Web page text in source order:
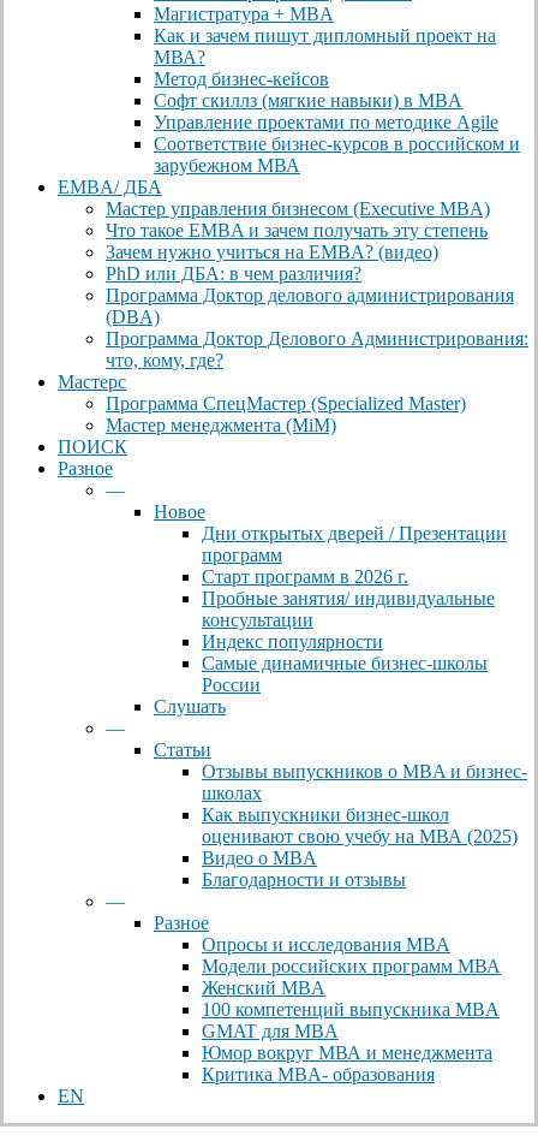
Магистратура + MBA
Как и зачем пишут дипломный проект на
МВА?
Метод бизнес-кейсов
Софт скиллз (мягкие навыки) в MBA
Управление проектами по методике Agile
Соответствие бизнес-курсов в российском и
зарубежном МВА
EMBA/ ДБA
Мастер управления бизнесом (Executive MBA)
Что такое EMBA и зачем получать эту степень
Зачем нужно учиться на EMBA? (видео)
PhD или ДБА: в чем различия?
Программа Доктор делового администрирования
(DBА)
Программа Доктор Делового Администрирования:
что, кому, где?
Мастерс
Программа СпецМастер (Specialized Master)
Мастер менеджмента (MiM)
ПОИСК
Разное
—
Новое
Дни открытых дверей / Презентации
программ
Старт программ в 2026 г.
Пробные занятия/ индивидуальные
консультации
Индекс популярности
Самые динамичные бизнес-школы
России
Слушать
—
Статьи
Отзывы выпускников о MBA и бизнес-
школах
Как выпускники бизнес-школ
оценивают свою учебу на МВА (2025)
Видео о MBA
Благодарности и отзывы
—
Разное
Опросы и исследования MBA
Модели российских программ МВА
Женский MBA
100 компетенций выпускника MBA
GMAT для MBA
Юмор вокруг МВА и менеджмента
Критика MBA- образования
EN